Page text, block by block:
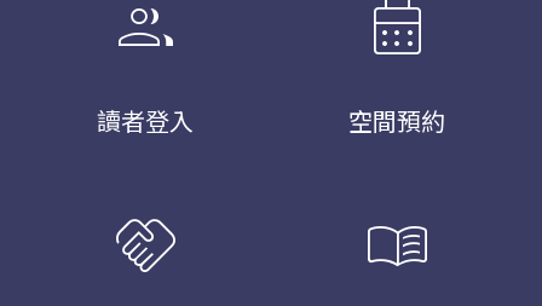
group
讀者登入
calendar_month
空間預約
handshake menu_book